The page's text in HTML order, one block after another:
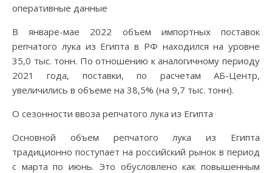
оперативные данные
В январе-мае 2022 объем импортных поставок
репчатого лука из Египта в РФ находился на уровне
35,0 тыс. тонн. По отношению к аналогичному периоду
2021 года, поставки, по расчетам АБ-Центр,
увеличились в объеме на 38,5% (на 9,7 тыс. тонн).
О сезонности ввоза репчатого лука из Египта
Основной объем репчатого лука из Египта
традиционно поступает на российский рынок в период
с марта по июнь. Это обусловлено как повышенным